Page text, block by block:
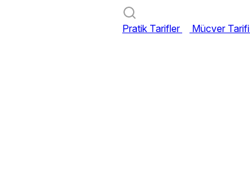
Pratik Tarifler Mücver Tarifi